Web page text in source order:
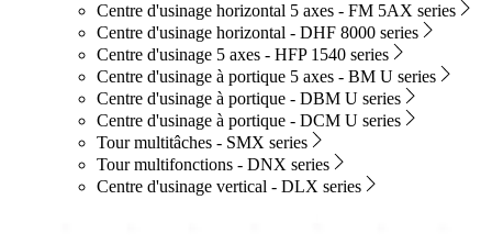
Centre d'usinage horizontal 5 axes - FM 5AX series
Centre d'usinage horizontal - DHF 8000 series
Centre d'usinage 5 axes - HFP 1540 series
Centre d'usinage à portique 5 axes - BM U series
Centre d'usinage à portique - DBM U series
Centre d'usinage à portique - DCM U series
Tour multitâches - SMX series
Tour multifonctions - DNX series
Centre d'usinage vertical - DLX series